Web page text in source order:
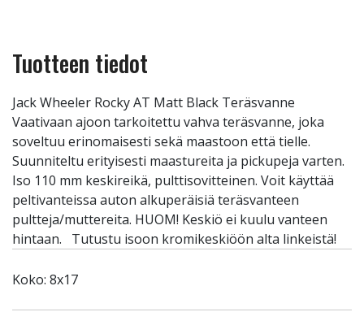
Tuotteen tiedot
Jack Wheeler Rocky AT Matt Black Teräsvanne
Vaativaan ajoon tarkoitettu vahva teräsvanne, joka
soveltuu erinomaisesti sekä maastoon että tielle.
Suunniteltu erityisesti maastureita ja pickupeja varten.
Iso 110 mm keskireikä, pulttisovitteinen. Voit käyttää
peltivanteissa auton alkuperäisiä teräsvanteen
pultteja/muttereita. HUOM! Keskiö ei kuulu vanteen
hintaan. Tutustu isoon kromikeskiöön alta linkeistä!
Koko: 8x17